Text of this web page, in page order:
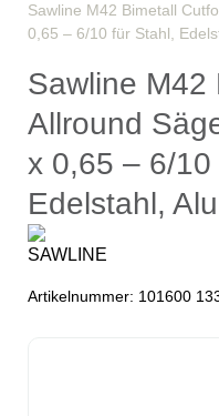
Sawline M42 Bimetall
0,65 – 6/10 für Stahl,
Sawline M42
Allround
x 0,65 – 6/
Edelstahl,
Artikelnummer: 101600